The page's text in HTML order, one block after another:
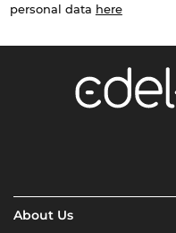
personal data here
About Us